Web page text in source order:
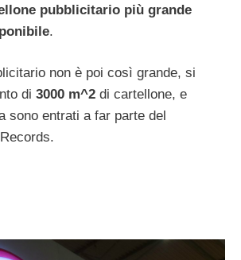
pubblicitario più grande
.
non è poi così grande, si
di 3000 m^2 di cartellone, e
sono entrati a far parte del